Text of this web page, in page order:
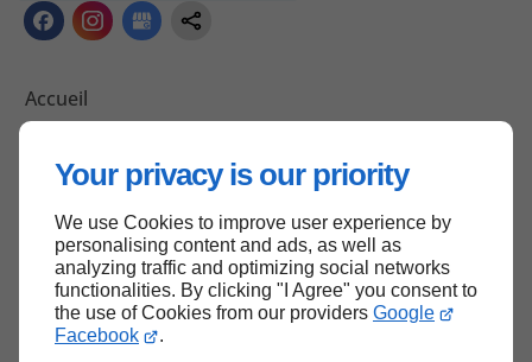
Your privacy is our priority
We use Cookies to improve user experience by
personalising content and ads, as well as
analyzing traffic and optimizing social networks
functionalities. By clicking "I Agree" you consent to
the use of Cookies from our providers Google
Facebook
.
Accueil
Mentions légales
Plan du site
Haut de page